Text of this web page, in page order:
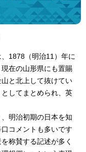
1878（明治11）年に
在の山形県にも置賜
と北上して抜けてい
してまとめられ、英
明治初期の日本を知
コメントも多いです
称賛する記述が多く